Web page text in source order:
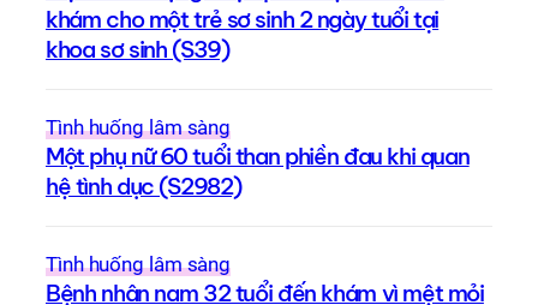
khám cho một trẻ sơ sinh 2 ngày tuổi tại
khoa sơ sinh (S39)
Tình huống lâm sàng
Một phụ nữ 60 tuổi than phiền đau khi quan
hệ tình dục (S2982)
Tình huống lâm sàng
Bệnh nhân nam 32 tuổi đến khám vì mệt mỏi